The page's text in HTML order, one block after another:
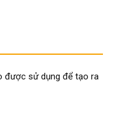
được sử dụng để tạo ra